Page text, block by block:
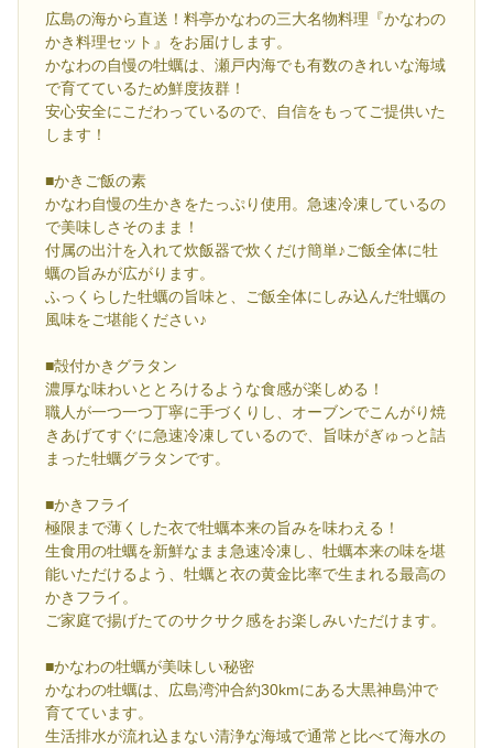
広島の海から直送！料亭かなわの三大名物料理『かなわの
かき料理セット』をお届けします。
かなわの自慢の牡蠣は、瀬戸内海でも有数のきれいな海域
で育てているため鮮度抜群！
安心安全にこだわっているので、自信をもってご提供いた
します！
■かきご飯の素
かなわ自慢の生かきをたっぷり使用。急速冷凍しているの
で美味しさそのまま！
付属の出汁を入れて炊飯器で炊くだけ簡単♪ご飯全体に牡
蠣の旨みが広がります。
ふっくらした牡蠣の旨味と、ご飯全体にしみ込んだ牡蠣の
風味をご堪能ください♪
■殻付かきグラタン
濃厚な味わいととろけるような食感が楽しめる！
職人が一つ一つ丁寧に手づくりし、オーブンでこんがり焼
きあげてすぐに急速冷凍しているので、旨味がぎゅっと詰
まった牡蠣グラタンです。
■かきフライ
極限まで薄くした衣で牡蠣本来の旨みを味わえる！
生食用の牡蠣を新鮮なまま急速冷凍し、牡蠣本来の味を堪
能いただけるよう、牡蠣と衣の黄金比率で生まれる最高の
かきフライ。
ご家庭で揚げたてのサクサク感をお楽しみいただけます。
■かなわの牡蠣が美味しい秘密
かなわの牡蠣は、広島湾沖合約30kmにある大黒神島沖で
育てています。
生活排水が流れ込まない清浄な海域で通常と比べて海水の